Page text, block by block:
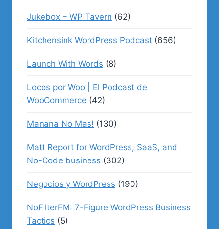
Jukebox – WP Tavern (62)
Kitchensink WordPress Podcast (656)
Launch With Words (8)
Locos por Woo | El Podcast de
WooCommerce (42)
Manana No Mas! (130)
Matt Report for WordPress, SaaS, and
No-Code business (302)
Negocios y WordPress (190)
NoFilterFM: 7-Figure WordPress Business
Tactics (5)